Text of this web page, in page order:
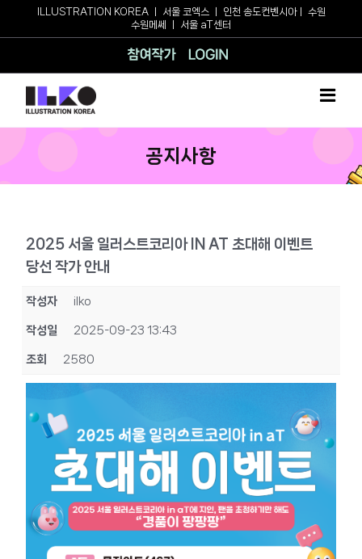
ILLUSTRATION KOREAㅣ 서울 코엑스 인천 송도컨벤시아ㅣ 수원
수원메쎄
서울 aT센터
참여작가
공지사항
2025 서울 일러스트코리아 IN AT 초대해 이벤트
당선 작가 안내
작성자 ilko
작성일 2025-09-23 13:43
조회 2580